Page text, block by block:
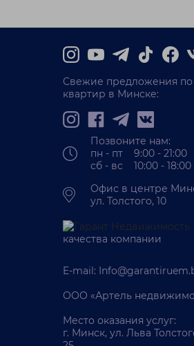
Свежие предложения по
квартир в Минске:
Позвоните нам:
пн - пт 9:00 - 21:00
сб - вс 10:00 - 18:00
Офис в центре
ул. Толстого, 10
качества компании
E-mail:
ООО «Артель
Место оказания услуг:
г. Минск, ул. Льва